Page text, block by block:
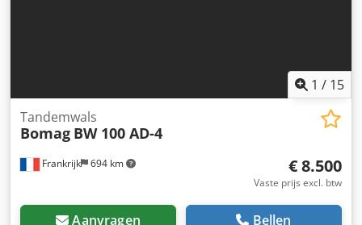
1 / 15
Frankrijk 694 km
Tandemwals
Bomag BW 100 AD-4
€ 8.500
Vaste prijs excl. btw
Aanvragen Bellen